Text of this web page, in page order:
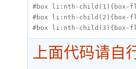
#box li:nth-child(1){box-
#box li:nth-child(2){box-
#box li:nth-child(3){box-
上面代码请